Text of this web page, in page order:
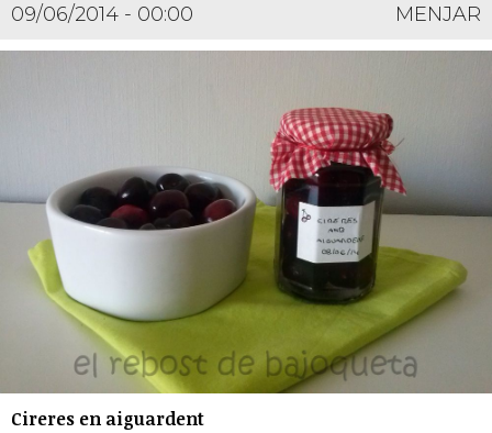
09/06/2014 - 00:00
MENJAR
Cireres en aiguardent